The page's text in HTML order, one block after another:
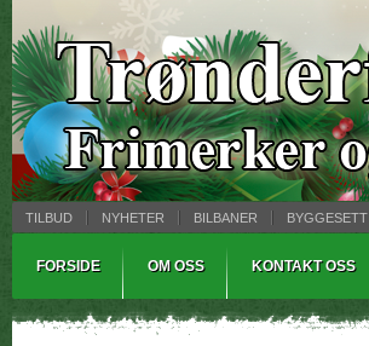
TILBUD NYHETER BILBANER BYGGESETT
FORSIDE OM OSS KONTAKT OSS